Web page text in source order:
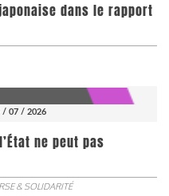
dans le rapport
/ 07 / 2026
ne peut pas
& SOLIDARITÉ